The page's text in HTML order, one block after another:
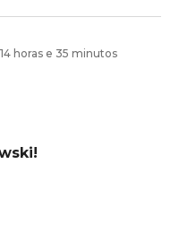
horas e 35 minutos